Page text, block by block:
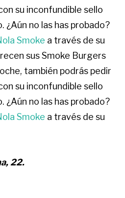
su inconfundible sello
¿Aún no las has probado?
Smoke a través de su
sus Smoke Burgers
también podrás pedir
su inconfundible sello
¿Aún no las has probado?
Smoke a través de su
22.